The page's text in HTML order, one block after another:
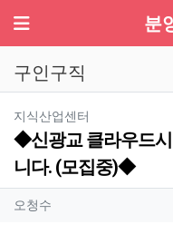
메뉴 분
구인구직
지식산업센터
◆신광교 클라우드
니다. (모집중)◆
작성자 정보
오청수